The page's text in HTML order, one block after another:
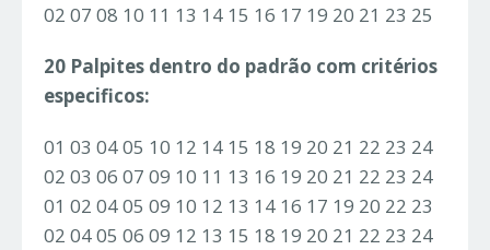
02 07 08 10 11 13 14 15 16 17 19 20 21 23 25
20 Palpites dentro do padrão com critérios
especificos:
01 03 04 05 10 12 14 15 18 19 20 21 22 23 24
02 03 06 07 09 10 11 13 16 19 20 21 22 23 24
01 02 04 05 09 10 12 13 14 16 17 19 20 22 23
02 04 05 06 09 12 13 15 18 19 20 21 22 23 24